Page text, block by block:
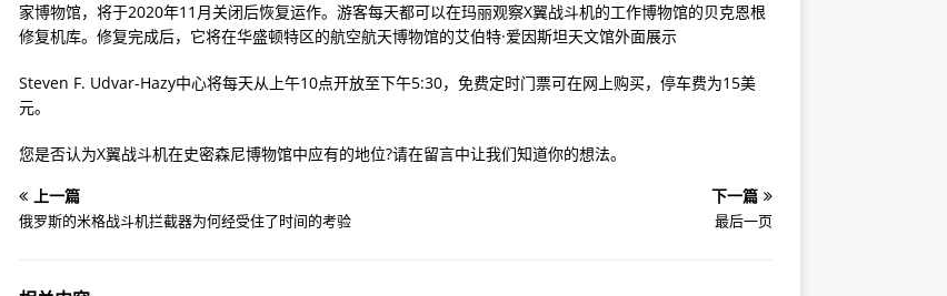
期地质灾害损失
告负责
民防线
200米仰泳冠军
家博物馆，将于2020年11月关闭后恢复运作。游客每天都可以在玛丽观察X翼战斗机的工作博物馆的贝克恩根
修复机库。修复完成后，它将在华盛顿特区的航空航天博物馆的艾伯特·爱因斯坦天文馆外面展示
Steven F. Udvar-Hazy中心将每天从上午10点开放至下午5:30，免费定时门票可在网上购买，停车费为15美
元。
您是否认为X翼战斗机在史密森尼博物馆中应有的地位?请在留言中让我们知道你的想法。
上一篇
俄罗斯的米格战斗机拦截器为何经受住了时间的考验
下一篇
最后一页